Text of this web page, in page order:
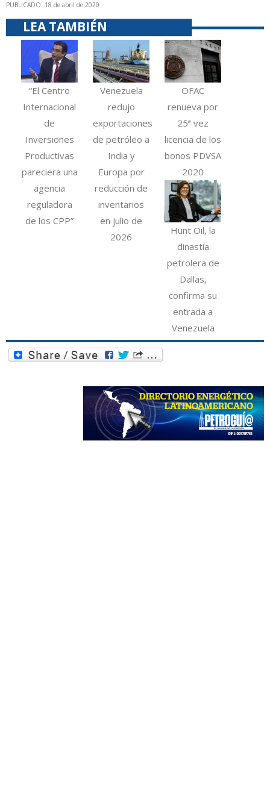
PUBLICADO: 18 de abril de 2020
LEA TAMBIÉN
“El Centro
Internacional
de
Inversiones
Productivas
pareciera una
agencia
reguladora
de los CPP”
Venezuela
redujo
exportaciones
de petróleo a
India y
Europa por
reducción de
inventarios
en julio de
2026
OFAC
renueva por
25ª vez
licencia de los
bonos PDVSA
2020
Hunt Oil, la
dinastía
petrolera de
Dallas,
confirma su
entrada a
Venezuela